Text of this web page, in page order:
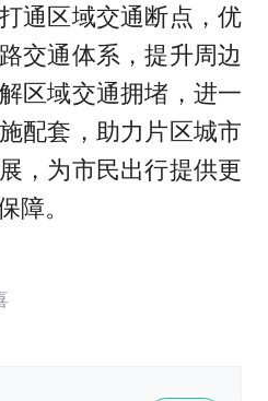
通区域交通断点，优
交通体系，提升周边
区域交通拥堵，进一
配套，助力片区城市
，为市民出行提供更
障。